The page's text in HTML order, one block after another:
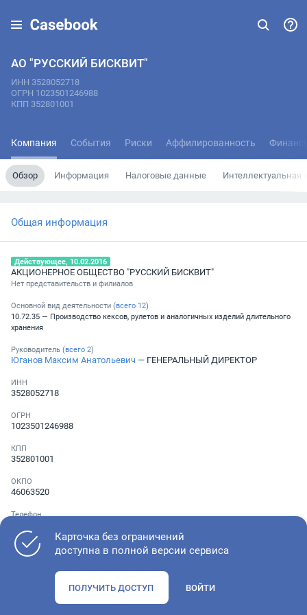
АО "РУССКИЙ БИСКВИТ"
ИНН 3528052718
ОГРН 1023501246988
КПП 352801001
Компания События Риски Аффилированность
Обзор Информация Налоговые данные Интеллектуальная
Общая информация
Действующее, 10.02.2016
АКЦИОНЕРНОЕ ОБЩЕСТВО "РУССКИЙ БИСКВИТ"
Нет представительств и филиалов
Основной вид деятельности (всего 12)
10.72.35 — Производство кексов, рулетов и аналогичных изделий длительного
хранения
Руководитель (всего 2)
Юганов Максим Анатольевич — ГЕНЕРАЛЬНЫЙ ДИРЕКТОР
ИНН
3528052718
ОГРН
1023501246988
КПП
352801001
ОКПО
46063520
Телефон
Как оценить состояние компании
Карточка без ограничений
доступна в полной версии сервиса
ПОЛУЧИТЬ ДОСТУП ВОЙТИ